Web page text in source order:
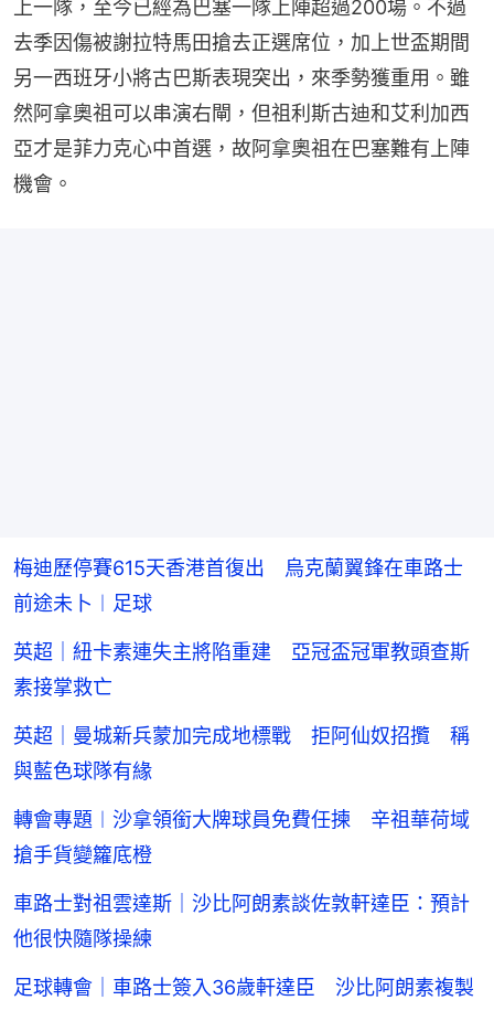
上一隊，至今已經為巴塞一隊上陣超過200場。不過
去季因傷被謝拉特馬田搶去正選席位，加上世盃期間
另一西班牙小將古巴斯表現突出，來季勢獲重用。雖
然阿拿奧祖可以串演右閘，但祖利斯古迪和艾利加西
亞才是菲力克心中首選，故阿拿奧祖在巴塞難有上陣
機會。
梅迪歷停賽615天香港首復出 烏克蘭翼鋒在車路士
前途未卜︱足球
英超｜紐卡素連失主將陷重建 亞冠盃冠軍教頭查斯
素接掌救亡
英超｜曼城新兵蒙加完成地標戰 拒阿仙奴招攬 稱
與藍色球隊有緣
轉會專題︱沙拿領銜大牌球員免費任揀 辛祖華荷域
搶手貨變籮底橙
車路士對祖雲達斯｜沙比阿朗素談佐敦軒達臣：預計
他很快隨隊操練
足球轉會｜車路士簽入36歲軒達臣 沙比阿朗素複製